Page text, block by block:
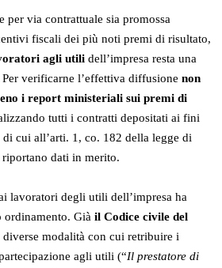
per via contrattuale sia promossa
fiscali dei più noti premi di risultato,
agli utili dell’impresa resta una
Per verificarne l’effettiva diffusionenon
i report ministeriali sui premi di
tutti i contratti depositati ai fini
cui all’arti. 1, co. 182 della legge di
dati in merito.
lavoratori degli utili dell’impresa ha
ordinamento. Giàil Codice civile del
modalità con cui retribuire i
agli utili (“Il prestatore di